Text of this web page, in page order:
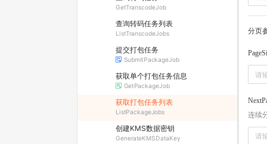
GetTranscodeJob
查询转码任务列表
ListTranscodeJobs
提交打包任务
SubmitPackageJob
获取单个打包任务信息
GetPackageJob
获取打包任务列表
ListPackageJobs
创建KMS数据密钥
GenerateKMSDataKey
分页
连续